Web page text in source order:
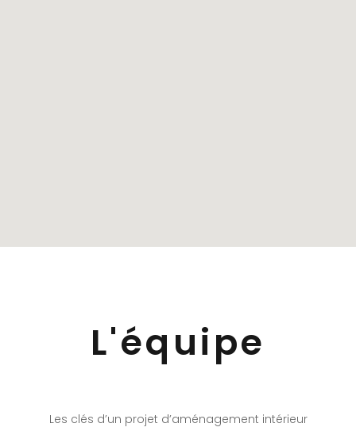
L'équipe
Les clés d’un projet d’aménagement intérieur